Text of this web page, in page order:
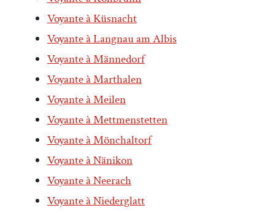
Voyante à Küsnacht
Voyante à Langnau am Albis
Voyante à Männedorf
Voyante à Marthalen
Voyante à Meilen
Voyante à Mettmenstetten
Voyante à Mönchaltorf
Voyante à Nänikon
Voyante à Neerach
Voyante à Niederglatt